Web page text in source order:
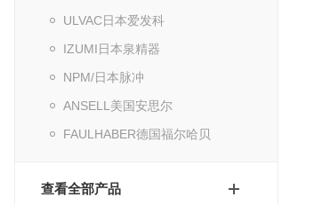
ULVAC日本爱发科
IZUMI日本泉精器
NPM/日本脉冲
ANSELL美国安思尔
FAULHABER德国福尔哈贝
查看全部产品